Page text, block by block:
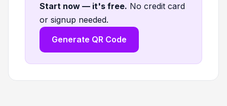
Start now — it's free. No credit card
or signup needed.
Generate QR Code